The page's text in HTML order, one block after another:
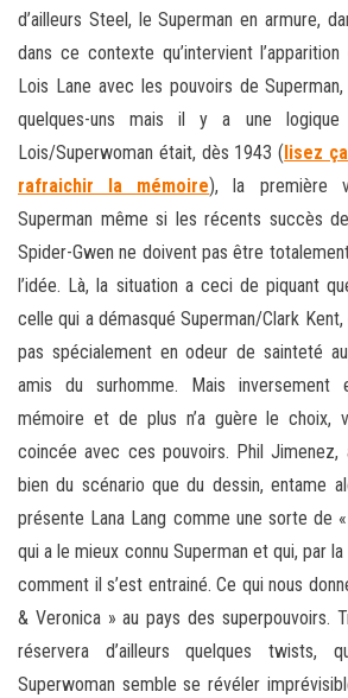
d’ailleurs Steel, le Superman en armure,
dans ce contexte qu’intervient
Lois Lane avec les pouvoirs de
quelques-uns mais il y a une
Lois/Superwoman était, dès 1943 (lisez
rafraichir la mémoire), la première
Superman même si les récents succès
Spider-Gwen ne doivent pas être
l’idée. Là, la situation a ceci de piquant
celle qui a démasqué Superman/Clark Kent,
pas spécialement en odeur de sainteté
amis du surhomme. Mais
mémoire et de plus n’a guère le choix,
coincée avec ces pouvoirs. Phil Jimenez,
bien du scénario que du dessin, entame
présente Lana Lang comme une sorte de
qui a le mieux connu Superman et qui, par
comment il s’est entrainé. Ce qui nous
& Veronica » au pays des superpouvoirs.
réservera d’ailleurs quelques
Superwoman semble se révéler